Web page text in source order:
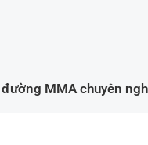
MMA chuyên